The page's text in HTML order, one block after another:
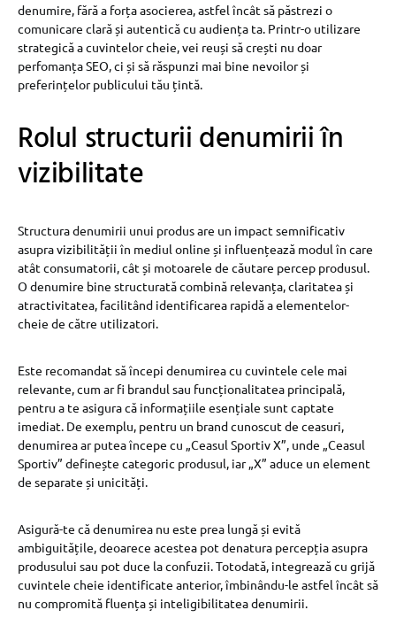
denumire, fără a forța asocierea, astfel încât să păstrezi o
comunicare clară și autentică cu audiența ta. Printr-o utilizare
strategică a cuvintelor cheie, vei reuși să crești nu doar
perfomanța SEO, ci și să răspunzi mai bine nevoilor și
preferințelor publicului tău țintă.
Rolul structurii denumirii în
vizibilitate
Structura denumirii unui produs are un impact semnificativ
asupra vizibilității în mediul online și influențează modul în care
atât consumatorii, cât și motoarele de căutare percep produsul.
O denumire bine structurată combină relevanța, claritatea și
atractivitatea, facilitând identificarea rapidă a elementelor-
cheie de către utilizatori.
Este recomandat să începi denumirea cu cuvintele cele mai
relevante, cum ar fi brandul sau funcționalitatea principală,
pentru a te asigura că informațiile esențiale sunt captate
imediat. De exemplu, pentru un brand cunoscut de ceasuri,
denumirea ar putea începe cu „Ceasul Sportiv X”, unde „Ceasul
Sportiv” definește categoric produsul, iar „X” aduce un element
de separate și unicități.
Asigură-te că denumirea nu este prea lungă și evită
ambiguitățile, deoarece acestea pot denatura percepția asupra
produsului sau pot duce la confuzii. Totodată, integrează cu grijă
cuvintele cheie identificate anterior, îmbinându-le astfel încât să
nu compromită fluența și inteligibilitatea denumirii.